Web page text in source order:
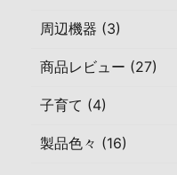
周辺機器 (3)
商品レビュー (27)
子育て (4)
製品色々 (16)